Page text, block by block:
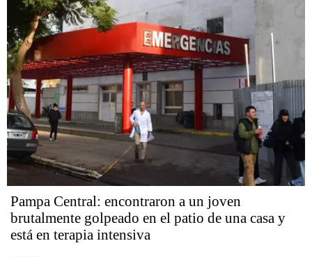
Pampa Central: encontraron a un joven
brutalmente golpeado en el patio de una casa y
está en terapia intensiva